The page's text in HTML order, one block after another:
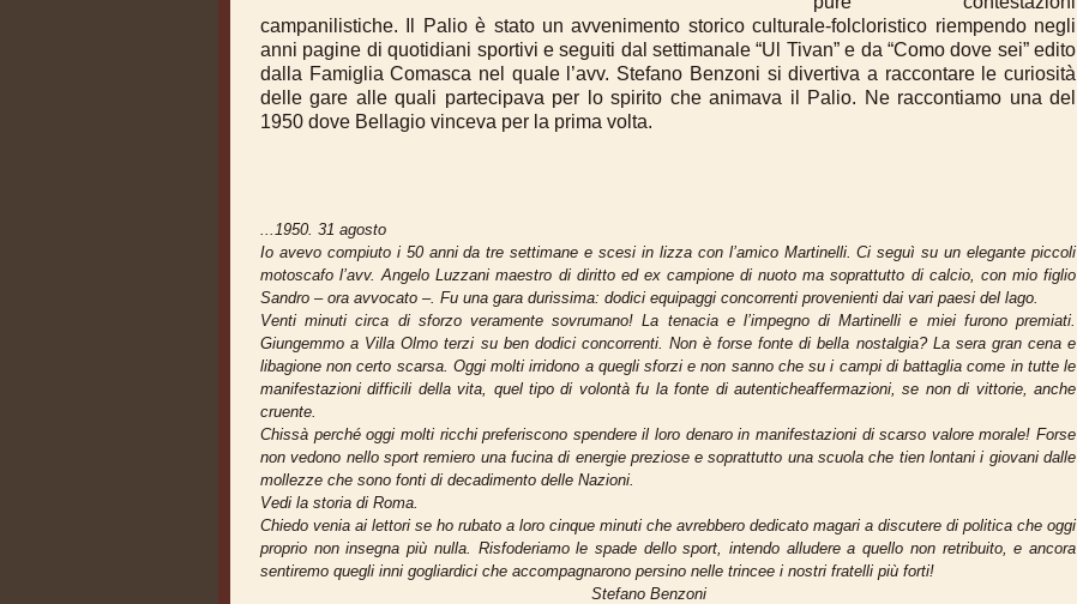
campanilistiche. Il Palio è stato un avvenimento storico culturale-folcloristico riempendo negli
anni pagine di quotidiani sportivi e seguiti dal settimanale “Ul Tivan” e da “Como dove sei” edito
dalla Famiglia Comasca nel quale l’avv. Stefano Benzoni si divertiva a raccontare le curiosità
delle gare alle quali partecipava per lo spirito che animava il Palio. Ne raccontiamo una del
1950 dove Bellagio vinceva per la prima volta.
...1950. 31 agosto
Io avevo compiuto i 50 anni da tre settimane e scesi in lizza con l’amico Martinelli. Ci seguì su un elegante piccoli
motoscafo l’avv. Angelo Luzzani maestro di diritto ed ex campione di nuoto ma soprattutto di calcio, con mio figlio
Sandro – ora avvocato –. Fu una gara durissima: dodici equipaggi concorrenti provenienti dai vari paesi del lago.
Venti minuti circa di sforzo veramente sovrumano! La tenacia e l’impegno di Martinelli e miei furono premiati.
Giungemmo a Villa Olmo terzi su ben dodici concorrenti. Non è forse fonte di bella nostalgia? La sera gran cena e
libagione non certo scarsa. Oggi molti irridono a quegli sforzi e non sanno che su i campi di battaglia come in tutte le
manifestazioni difficili della vita, quel tipo di volontà fu la fonte di autenticheaffermazioni, se non di vittorie, anche
cruente.
Chissà perché oggi molti ricchi preferiscono spendere il loro denaro in manifestazioni di scarso valore morale! Forse
non vedono nello sport remiero una fucina di energie preziose e soprattutto una scuola che tien lontani i giovani dalle
mollezze che sono fonti di decadimento delle Nazioni.
Vedi la storia di Roma.
Chiedo venia ai lettori se ho rubato a loro cinque minuti che avrebbero dedicato magari a discutere di politica che oggi
proprio non insegna più nulla. Risfoderiamo le spade dello sport, intendo alludere a quello non retribuito, e ancora
sentiremo quegli inni gogliardici che accompagnarono persino nelle trincee i nostri fratelli più forti!
Stefano Benzoni